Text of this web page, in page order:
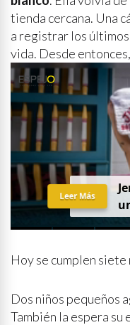
tienda cercana. Una
a registrar los últimos
vida. Desde
Leer Más
Hoy se cumplen
Dos niños pequeños
También la espera su